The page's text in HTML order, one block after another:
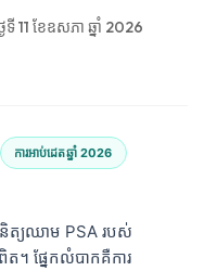
ៃទី 11 ខែឧសភា ឆ្នាំ 2026
ការអាប់ដេតឆ្នាំ 2026
ពិនិត្យឈាម PSA របស់
។ ផ្នែកលំបាកគឺការ